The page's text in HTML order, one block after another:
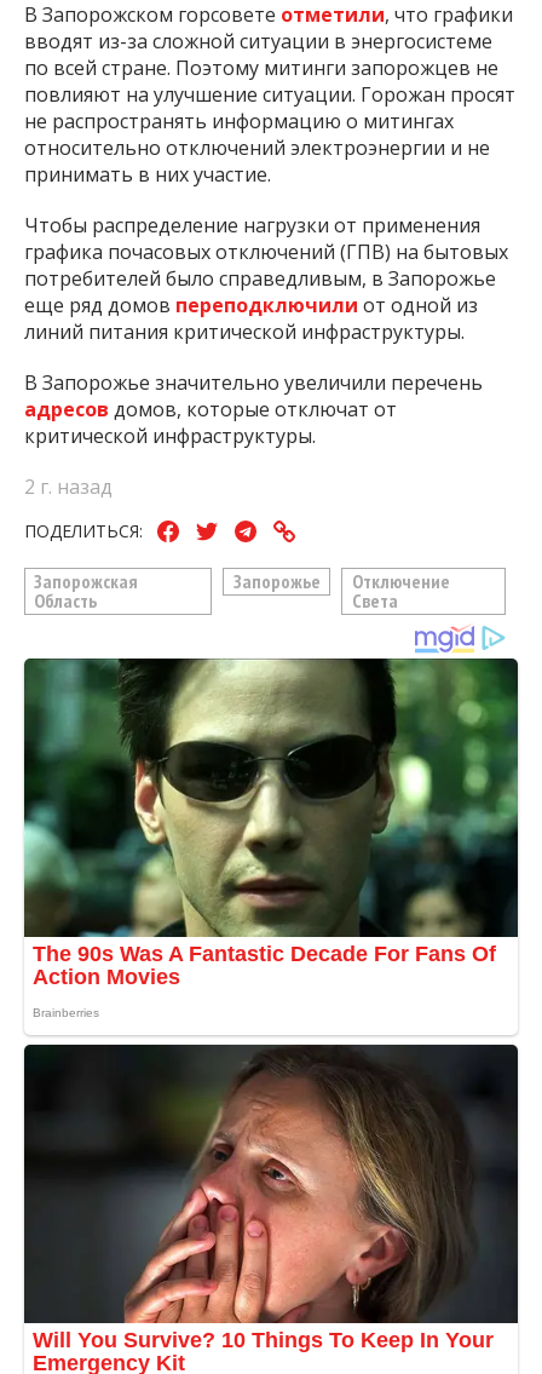
В Запорожском горсовете отметили, что графики
вводят из-за сложной ситуации в энергосистеме
по всей стране. Поэтому митинги запорожцев не
повлияют на улучшение ситуации. Горожан просят
не распространять информацию о митингах
относительно отключений электроэнергии и не
принимать в них участие.
Чтобы распределение нагрузки от применения
графика почасовых отключений (ГПВ) на бытовых
потребителей было справедливым, в Запорожье
еще ряд домов переподключили от одной из
линий питания критической инфраструктуры.
В Запорожье значительно увеличили перечень
адресов домов, которые отключат от
критической инфраструктуры.
2 г. назад
ПОДЕЛИТЬСЯ:
Запорожская
Область
Запорожье
Отключение
Света